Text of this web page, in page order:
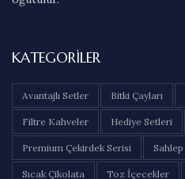
KATEGORILER
Avantajlı Setler Bitki Çayları
Filtre Kahveler Hediye Setleri
Premium Çekirdek Serisi Sahlep
Sıcak Çikolata Toz İçecekler